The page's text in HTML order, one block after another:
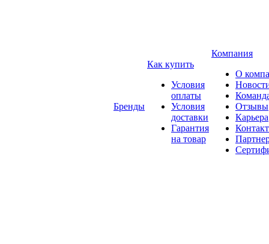
Бренды
Как купить
Условия
оплаты
Условия
доставки
Гарантия
на товар
Компания
О
Отзывы
Карьера